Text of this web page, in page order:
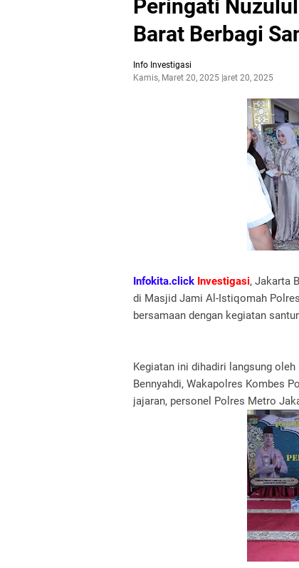
Peringati
Barat Berbagi
Info Investigasi
Kamis, Maret 20, 2025Maret 20, 2025
Infokita.click Investigasi, Jakarta
di Masjid Jami Al-Istiqomah
bersamaan dengan kegiatan
Kegiatan ini dihadiri langsung
Bennyahdi, Wakapolres Kombes
jajaran, personel Polres Metro